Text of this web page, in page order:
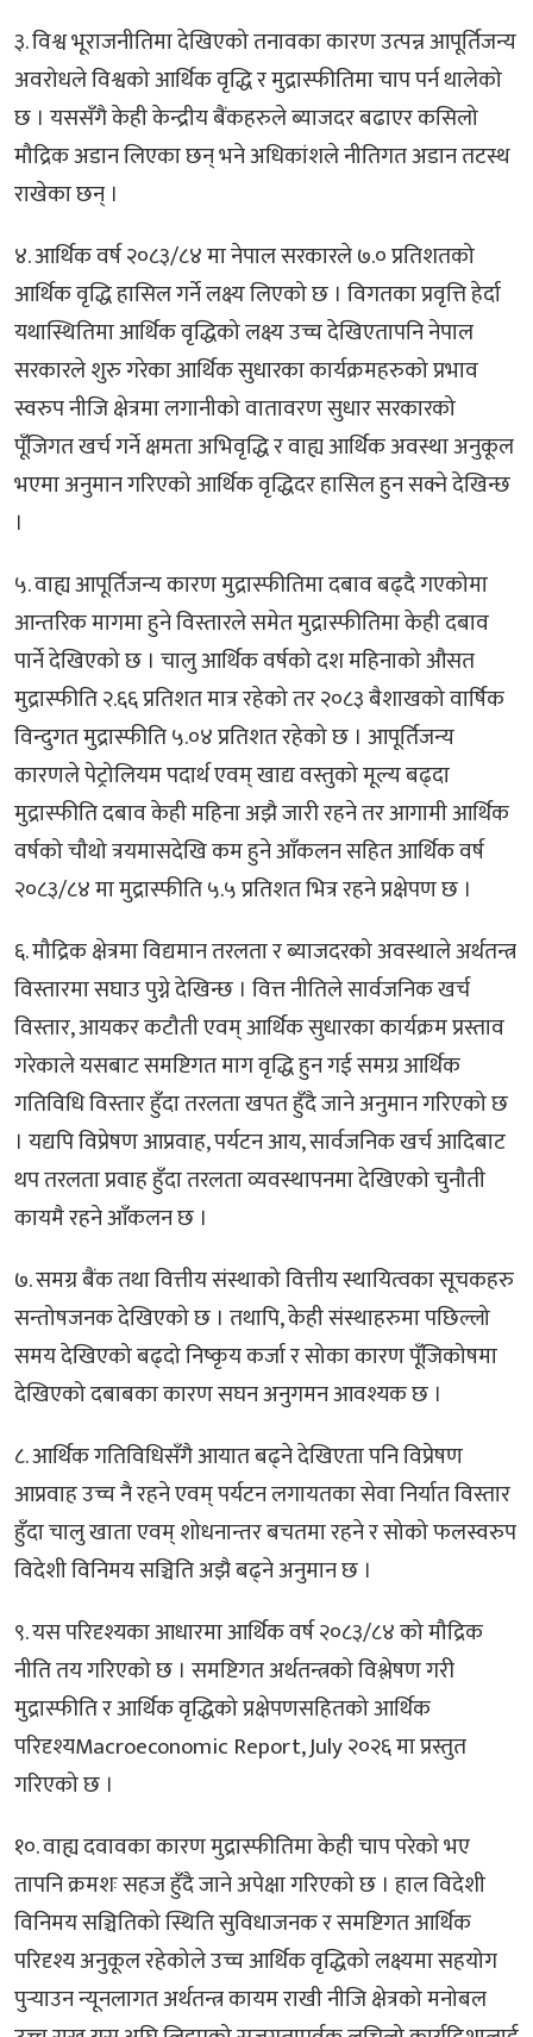
३. विश्व भूराजनीतिमा देखिएको तनावका कारण उत्पन्न आपूर्तिजन्य
अवरोधले विश्वको आर्थिक वृद्धि र मुद्रास्फीतिमा चाप पर्न थालेको
छ । यससँगै केही केन्द्रीय बैंकहरुले ब्याजदर बढाएर कसिलो
मौद्रिक अडान लिएका छन् भने अधिकांशले नीतिगत अडान तटस्थ
राखेका छन् ।
४. आर्थिक वर्ष २०८३/८४ मा नेपाल सरकारले ७.० प्रतिशतको
आर्थिक वृद्धि हासिल गर्ने लक्ष्य लिएको छ । विगतका प्रवृत्ति हेर्दा
यथास्थितिमा आर्थिक वृद्धिको लक्ष्य उच्च देखिएतापनि नेपाल
सरकारले शुरु गरेका आर्थिक सुधारका कार्यक्रमहरुको प्रभाव
स्वरुप नीजि क्षेत्रमा लगानीको वातावरण सुधार सरकारको
पूँजिगत खर्च गर्ने क्षमता अभिवृद्धि र वाह्य आर्थिक अवस्था अनुकूल
भएमा अनुमान गरिएको आर्थिक वृद्धिदर हासिल हुन सक्ने देखिन्छ
।
५. वाह्य आपूर्तिजन्य कारण मुद्रास्फीतिमा दबाव बढ्दै गएकोमा
आन्तरिक मागमा हुने विस्तारले समेत मुद्रास्फीतिमा केही दबाव
पार्ने देखिएको छ । चालु आर्थिक वर्षको दश महिनाको औसत
मुद्रास्फीति २.६६ प्रतिशत मात्र रहेको तर २०८३ बैशाखको वार्षिक
विन्दुगत मुद्रास्फीति ५.०४ प्रतिशत रहेको छ । आपूर्तिजन्य
कारणले पेट्रोलियम पदार्थ एवम् खाद्य वस्तुको मूल्य बढ्दा
मुद्रास्फीति दबाव केही महिना अझै जारी रहने तर आगामी आर्थिक
वर्षको चौथो त्रयमासदेखि कम हुने आँकलन सहित आर्थिक वर्ष
२०८३/८४ मा मुद्रास्फीति ५.५ प्रतिशत भित्र रहने प्रक्षेपण छ ।
६. मौद्रिक क्षेत्रमा विद्यमान तरलता र ब्याजदरको अवस्थाले अर्थतन्त्र
विस्तारमा सघाउ पुग्ने देखिन्छ । वित्त नीतिले सार्वजनिक खर्च
विस्तार, आयकर कटौती एवम् आर्थिक सुधारका कार्यक्रम प्रस्ताव
गरेकाले यसबाट समष्टिगत माग वृद्धि हुन गई समग्र आर्थिक
गतिविधि विस्तार हुँदा तरलता खपत हुँदै जाने अनुमान गरिएको छ
। यद्यपि विप्रेषण आप्रवाह, पर्यटन आय, सार्वजनिक खर्च आदिबाट
थप तरलता प्रवाह हुँदा तरलता व्यवस्थापनमा देखिएको चुनौती
कायमै रहने आँकलन छ ।
७. समग्र बैंक तथा वित्तीय संस्थाको वित्तीय स्थायित्वका सूचकहरु
सन्तोषजनक देखिएको छ । तथापि, केही संस्थाहरुमा पछिल्लो
समय देखिएको बढ्दो निष्कृय कर्जा र सोका कारण पूँजिकोषमा
देखिएको दबाबका कारण सघन अनुगमन आवश्यक छ ।
८. आर्थिक गतिविधिसँगै आयात बढ्ने देखिएता पनि विप्रेषण
आप्रवाह उच्च नै रहने एवम् पर्यटन लगायतका सेवा निर्यात विस्तार
हुँदा चालु खाता एवम् शोधनान्तर बचतमा रहने र सोको फलस्वरुप
विदेशी विनिमय सञ्चिति अझै बढ्ने अनुमान छ ।
९. यस परिदृश्यका आधारमा आर्थिक वर्ष २०८३/८४ को मौद्रिक
नीति तय गरिएको छ । समष्टिगत अर्थतन्त्रको विश्लेषण गरी
मुद्रास्फीति र आर्थिक वृद्धिको प्रक्षेपणसहितको आर्थिक
परिदृश्यMacroeconomic Report, July २०२६ मा प्रस्तुत
गरिएको छ ।
१०. वाह्य दवावका कारण मुद्रास्फीतिमा केही चाप परेको भए
तापनि क्रमशः सहज हुँदै जाने अपेक्षा गरिएको छ । हाल विदेशी
विनिमय सञ्चितिको स्थिति सुविधाजनक र समष्टिगत आर्थिक
परिदृश्य अनुकूल रहेकोले उच्च आर्थिक वृद्धिको लक्ष्यमा सहयोग
पुर्‍याउन न्यूनलागत अर्थतन्त्र कायम राखी नीजि क्षेत्रको मनोबल